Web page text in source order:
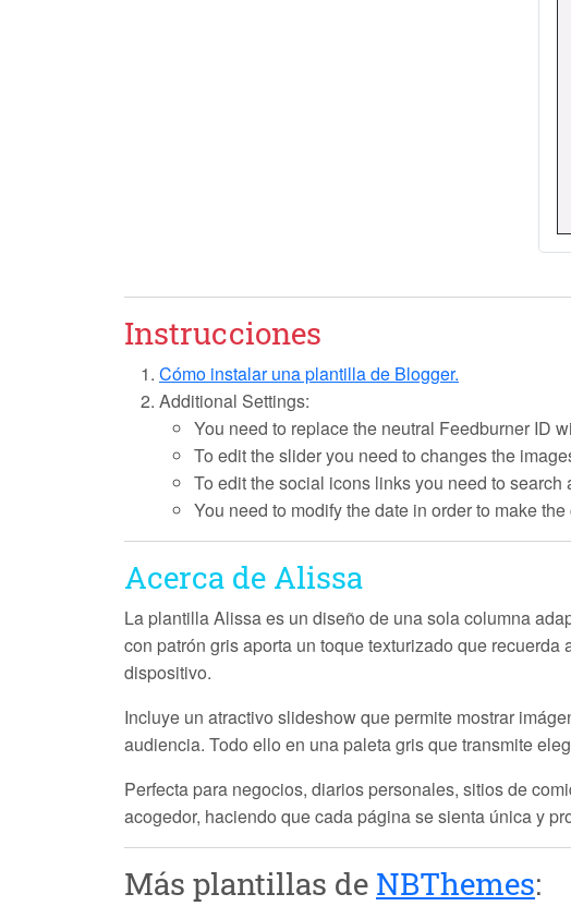
Instrucciones
Cómo instalar una plantilla de Blogger.
Additional Settings:
You need to replace the neutral Feedburner ID
To edit the slider you need to changes the
To edit the social icons links you need to
You need to modify the date in order to make
Acerca de Alissa
La plantillaAlissaes un diseño de una sola columna
con patrón gris aporta un toque texturizado que
dispositivo.
Incluye un atractivo slideshowque permite mostrar
audiencia. Todo ello en una paleta gris que transmite
Perfecta para negocios, diarios personales, sitios de
acogedor, haciendo que cada página se sienta única y
Más plantillas de NBThemes: